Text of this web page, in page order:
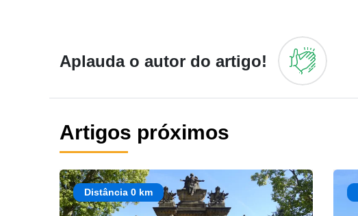
Aplauda o autor do artigo!
Artigos próximos
Distância 0 km